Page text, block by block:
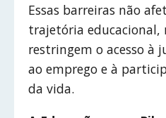
Essas barreiras não
trajetória educacional,
restringem o acesso à
ao emprego e à
da vida.